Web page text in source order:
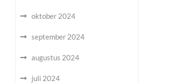
oktober 2024
september 2024
augustus 2024
juli 2024